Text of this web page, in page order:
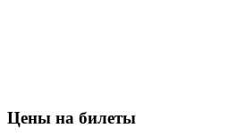
Цены на билеты